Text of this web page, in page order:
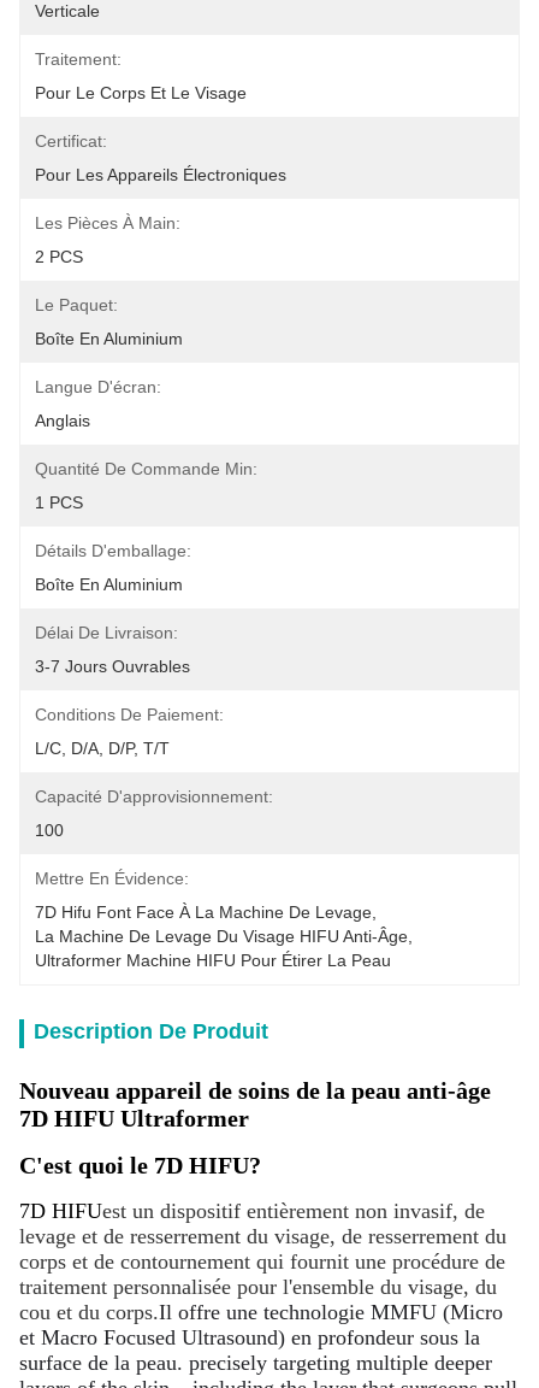
Verticale
Traitement:
Pour Le Corps Et Le Visage
Certificat:
Pour Les Appareils Électroniques
Les Pièces À Main:
2 PCS
Le Paquet:
Boîte En Aluminium
Langue D'écran:
Anglais
Quantité De Commande Min:
1 PCS
Détails D'emballage:
Boîte En Aluminium
Délai De Livraison:
3-7 Jours Ouvrables
Conditions De Paiement:
L/C, D/A, D/P, T/T
Capacité D'approvisionnement:
100
Mettre En Évidence:
7D Hifu Font Face À La Machine De Levage
La Machine De Levage Du Visage HIFU Anti-Âge
Ultraformer Machine HIFU Pour Étirer La Peau
Description De Produit
Nouveau appareil de soins de la peau anti-âge
7D HIFU Ultraformer
C'est quoi le 7D HIFU?
7D HIFUest un dispositif entièrement non invasif, de
levage et de resserrement du visage, de resserrement du
corps et de contournement qui fournit une procédure de
traitement personnalisée pour l'ensemble du visage, du
cou et du corps.Il offre une technologie MMFU (Micro
et Macro Focused Ultrasound) en profondeur sous la
surface de la peau. precisely targeting multiple deeper